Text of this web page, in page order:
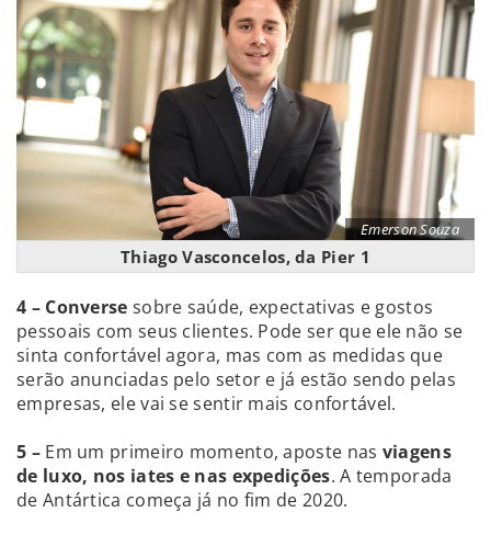
Emerson Souza
Thiago Vasconcelos, da Pier 1
4 – Converse sobre saúde, expectativas e gostos
pessoais com seus clientes. Pode ser que ele não se
sinta confortável agora, mas com as medidas que
serão anunciadas pelo setor e já estão sendo pelas
empresas, ele vai se sentir mais confortável.
5 –Em um primeiro momento, aposte nas viagens
de luxo, nos iates e nas expedições. A temporada
de Antártica começa já no fim de 2020.